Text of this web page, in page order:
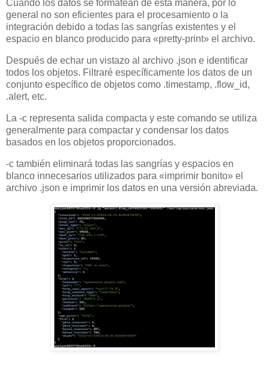
Cuando los datos se formatean de esta manera, por lo
general no son eficientes para el procesamiento o la
integración debido a todas las sangrías existentes y el
espacio en blanco producido para «pretty-print» el archivo.
Después de echar un vistazo al archivo .json e identificar
todos los objetos. Filtraré específicamente los datos de un
conjunto específico de objetos como .timestamp, .flow_id,
.alert, etc.
La -c representa salida compacta y este comando se utiliza
generalmente para compactar y condensar los datos
basados en los objetos proporcionados.
-c también eliminará todas las sangrías y espacios en
blanco innecesarios utilizados para «imprimir bonito» el
archivo .json e imprimir los datos en una versión abreviada.